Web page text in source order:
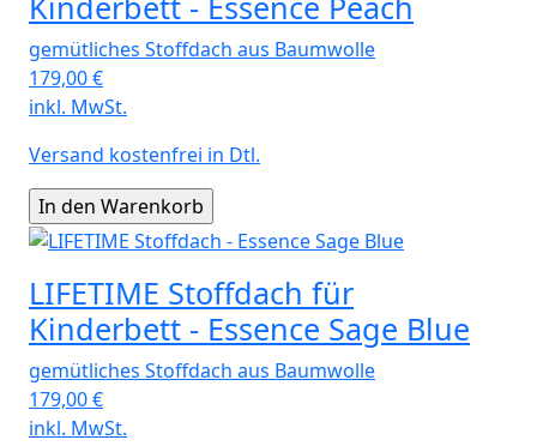
gemütliches Stoffdach aus Baumwolle
179,00€
inkl. MwSt.
Versand kostenfrei in Dtl.
LIFETIME Stoffdach für
Kinderbett - Essence Sage Blue
gemütliches Stoffdach aus Baumwolle
179,00€
inkl. MwSt.